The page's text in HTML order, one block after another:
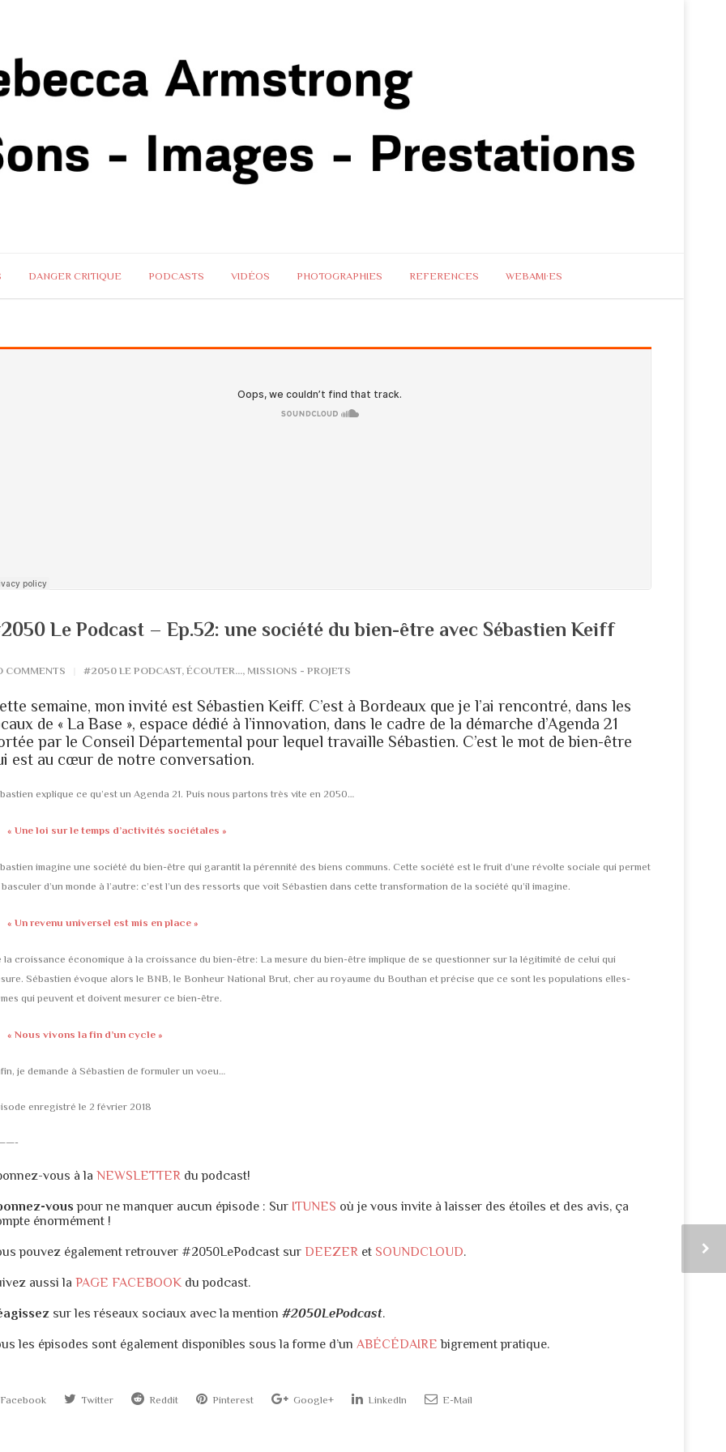
DANGER CRITIQUE PODCASTS VIDÉOS PHOTOGRAPHIES REFERENCES WEBAMI·ES
Le Podcast – Ep.52: une société du bien-être avec Sébastien Keiff
COMMENTS #2050 LE PODCAST, ÉCOUTER..., MISSIONS - PROJETS
semaine, mon invité est Sébastien Keiff. C’est à Bordeaux que je l’ai rencontré, dans les
de « La Base », espace dédié à l’innovation, dans le cadre de la démarche d’Agenda 21
par le Conseil Départemental pour lequel travaille Sébastien. C’est le mot de bien-être
est au cœur de notre conversation.
explique ce qu’est un Agenda 21. Puis nous partons très vite en 2050…
« Une loi sur le temps d’activités sociétales »
imagine une société du bien-être qui garantit la pérennité des biens communs. Cette société est le fruit d’une révolte sociale qui permet
basculer d’un monde à l’autre: c’est l’un des ressorts que voit Sébastien dans cette transformation de la société qu’il imagine.
« Un revenu universel est mis en place »
la croissance économique à la croissance du bien-être: La mesure du bien-être implique de se questionner sur la légitimité de celui qui
Sébastien évoque alors le BNB, le Bonheur National Brut, cher au royaume du Bouthan et précise que ce sont les populations elles-
qui peuvent et doivent mesurer ce bien-être.
« Nous vivons la fin d’un cycle »
je demande à Sébastien de formuler un voeu…
enregistré le 2 février 2018
vous à la NEWSLETTER du podcast!
vous pour ne manquer aucun épisode : Sur ITUNES où je vous invite à laisser des étoiles et des avis, ça
énormément !
pouvez également retrouver #2050LePodcast sur DEEZER et SOUNDCLOUD.
aussi la PAGE FACEBOOK du podcast.
sur les réseaux sociaux avec la mention #2050LePodcast.
les épisodes sont également disponibles sous la forme d’un ABÉCÉDAIRE bigrement pratique.
Facebook Twitter Reddit Pinterest Google+ LinkedIn E-Mail